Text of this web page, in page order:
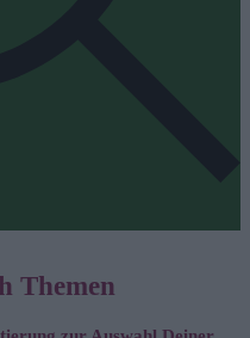
Themen